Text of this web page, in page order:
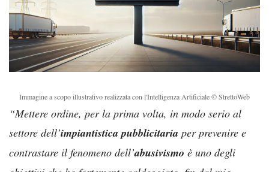
Immagine a scopo illustrativo realizzata con l'Intelligenza Artificiale © StrettoWeb
“Mettere ordine, per la prima volta, in modo serio al
settore dell’impiantistica pubblicitaria per prevenire e
contrastare il fenomeno dell’abusivismo è uno degli